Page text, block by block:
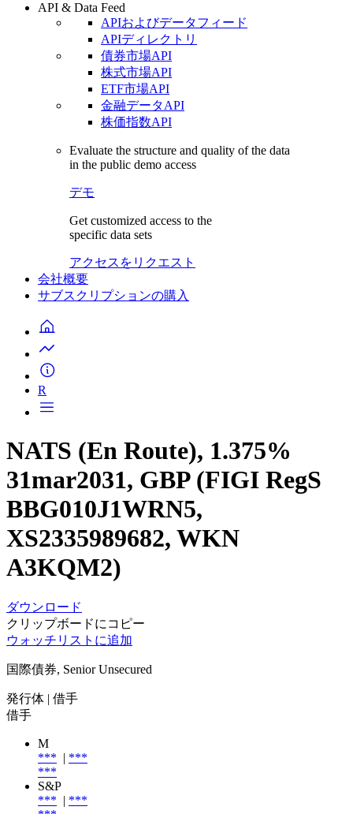
API & Data Feed
APIおよびデータフィード
APIディレクトリ
債券市場API
株式市場API
ETF市場API
金融データAPI
株価指数API
Evaluate the structure and quality of the data
in the public demo access
デモ
Get customized access to the
specific data sets
アクセスをリクエスト
会社概要
サブスクリプションの購入
R
NATS (En Route), 1.375%
31mar2031, GBP (FIGI RegS
BBG010J1WRN5,
XS2335989682, WKN
A3KQM2)
ダウンロード
クリップボードにコピー
ウォッチリストに追加
国際債券, Senior Unsecured
発行体 | 借手
借手
M
*** | ***
***
S&P
*** | ***